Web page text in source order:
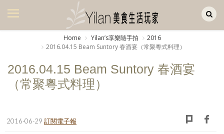
美食集
廚房集
旅遊集
Home Yilanʼs享樂隨手拍
2016
2016.04.15 Beam Suntory 春酒宴（常聚粵式料理）
2016.04.15 Beam Suntory 春酒宴
（常聚粵式料理）
2016-06-29 訂閱電子報